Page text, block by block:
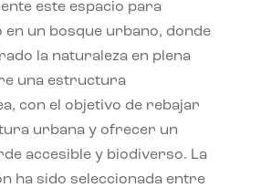
este espacio para
un bosque urbano, donde
la naturaleza en plena
una estructura
con el objetivo de rebajar
urbana y ofrecer un
accesible y biodiverso. La
ha sido seleccionada entre